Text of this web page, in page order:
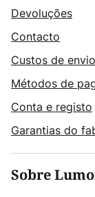
Devoluções
Contacto
Custos de envio
Métodos de
Conta e registo
Garantias do
Sobre